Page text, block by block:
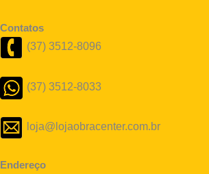
Contatos
(37) 3512-8096
(37) 3512-8033
loja@lojaobracenter.com.br
Endereço